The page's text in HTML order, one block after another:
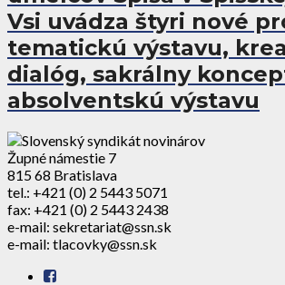
Vsi uvádza štyri nové
tematickú výstavu,
dialóg, sakrálny
absolventskú výstavu
Župné námestie 7
815 68 Bratislava
tel.: +421 (0) 2 5443 5071
fax: +421 (0) 2 5443 2438
e-mail: sekretariat@ssn.sk
e-mail: tlacovky@ssn.sk